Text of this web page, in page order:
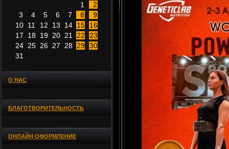
1
2
3
4 5 6 7 8
9
10 11 12 13 14 15
16
17
18 19 20 21 22
23
24 25 26 27 28 29 30
31
О НАС
БЛАГОТВОРИТЕЛЬНОСТЬ
ОНЛАЙН ОФОРМЛЕНИЕ